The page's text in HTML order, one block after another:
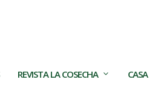
REVISTA LA COSECHA